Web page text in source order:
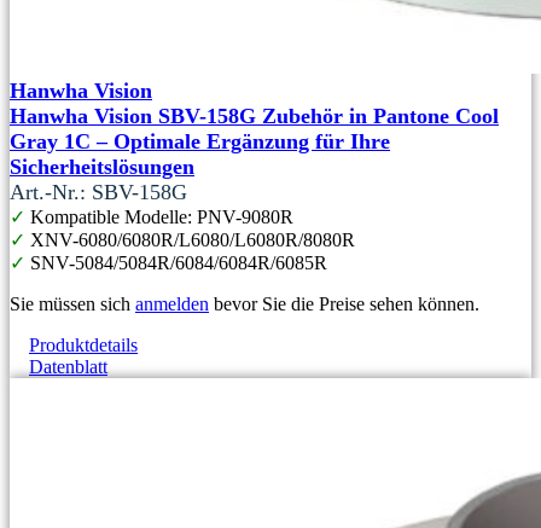
Hanwha Vision
Hanwha Vision SBV-158G Zubehör in Pantone Cool
Gray 1C – Optimale Ergänzung für Ihre
Sicherheitslösungen
Art.-Nr.: SBV-158G
✓ Kompatible Modelle: PNV-9080R
✓ XNV-6080/6080R/L6080/L6080R/8080R
✓ SNV-5084/5084R/6084/6084R/6085R
Sie müssen sich anmelden bevor Sie die Preise sehen können.
Produktdetails
Datenblatt